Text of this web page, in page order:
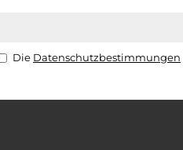
Die Datenschutzbestimmungen